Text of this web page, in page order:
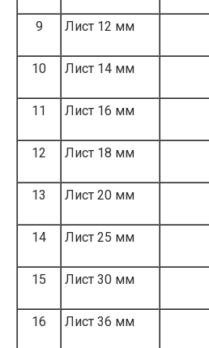
9 Лист 12 мм
10 Лист 14 мм
11 Лист 16 мм
12 Лист 18 мм
13 Лист 20 мм
14 Лист 25 мм
15 Лист 30 мм
16 Лист 36 мм